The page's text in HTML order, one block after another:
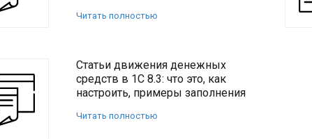
Читать полностью
Статьи движения денежных
средств в 1С 8.3: что это, как
настроить, примеры заполнения
Читать полностью